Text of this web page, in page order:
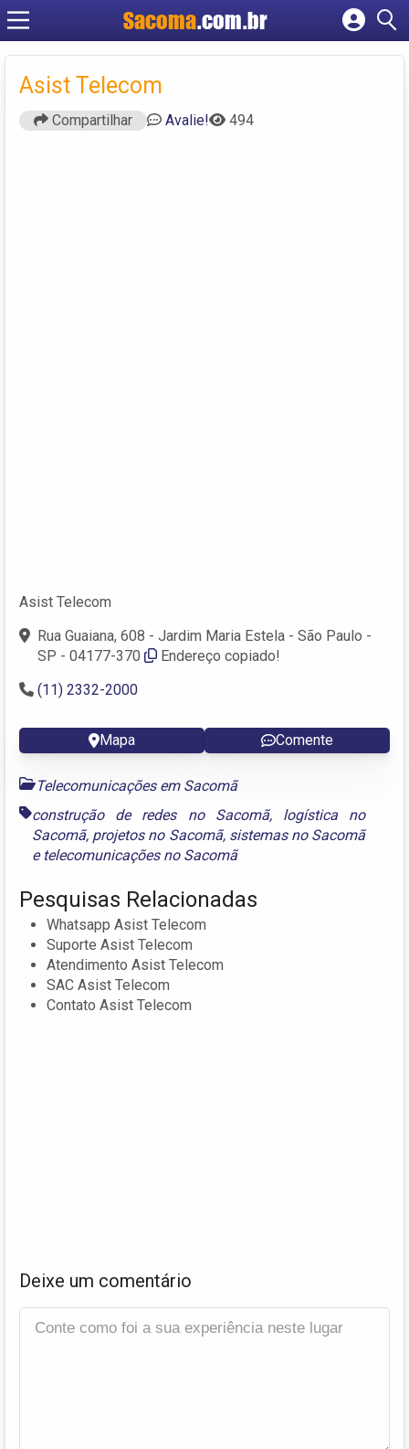
Sacoma.com.br
Cadastrar empresa
Asist Telecom
Compartilhar Avalie! 494
Asist Telecom
Rua Guaiana, 608 - Jardim Maria Estela - São Paulo -
SP - 04177-370
Endereço copiado!
(11) 2332-2000
Mapa Comente
Telecomunicações em Sacomã
construção de redes no Sacomã, logística no
Sacomã, projetos no Sacomã, sistemas no Sacomã
e telecomunicações no Sacomã
Pesquisas Relacionadas
Whatsapp Asist Telecom
Suporte Asist Telecom
Atendimento Asist Telecom
SAC Asist Telecom
Contato Asist Telecom
Deixe um comentário